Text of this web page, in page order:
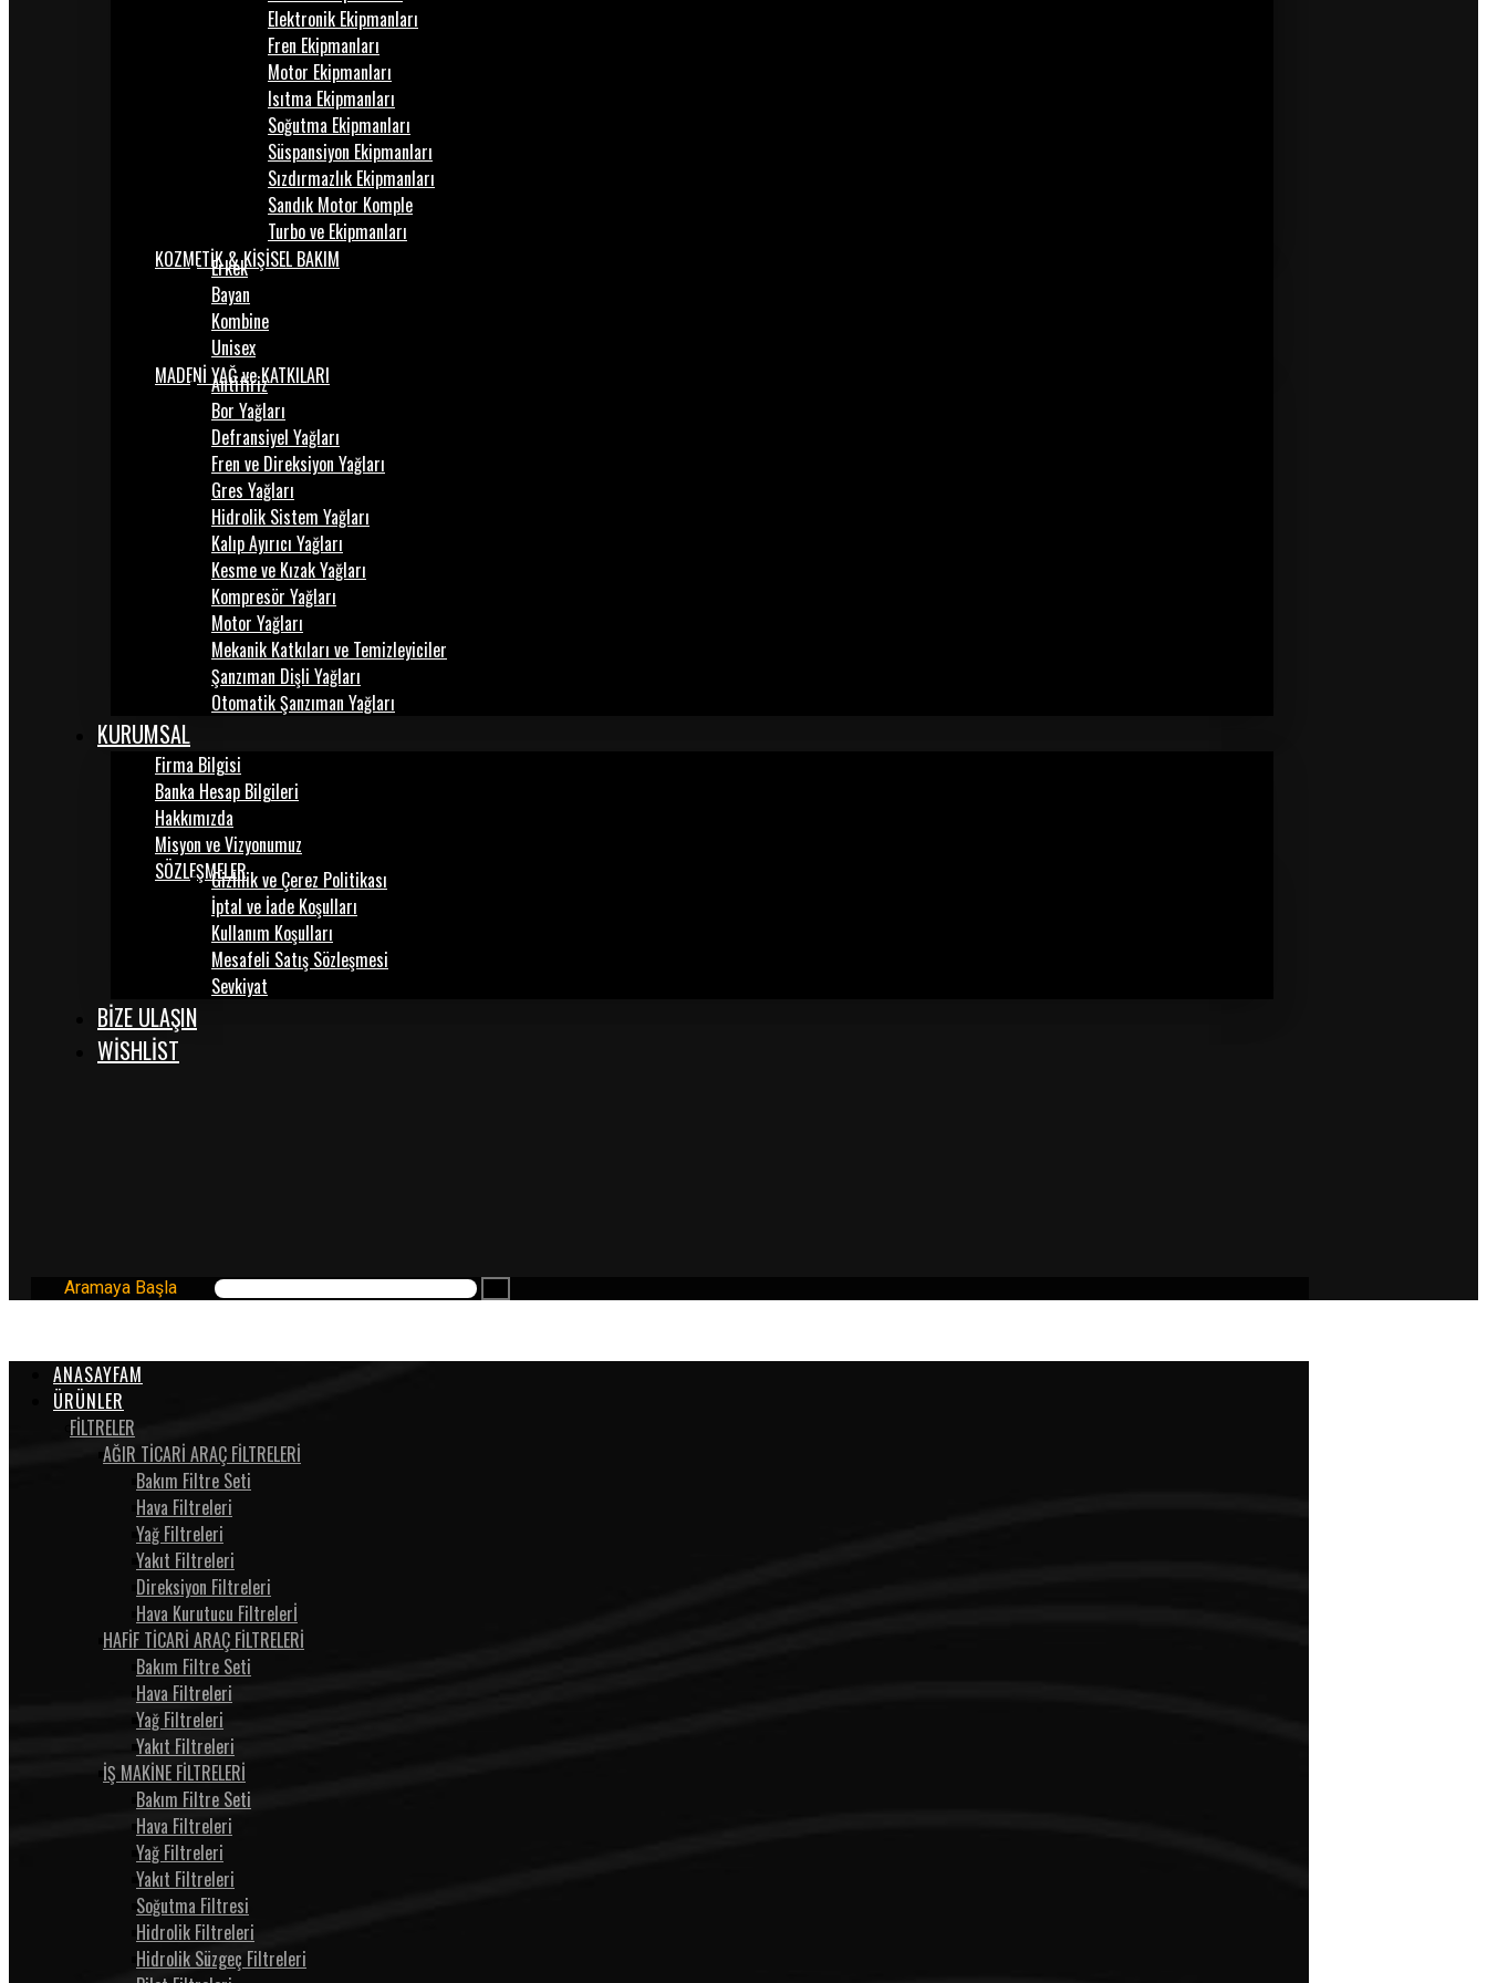
Elektronik Ekipmanları
Fren Ekipmanları
Motor Ekipmanları
Isıtma Ekipmanları
Soğutma Ekipmanları
Süspansiyon Ekipmanları
Sızdırmazlık Ekipmanları
Sandık Motor Komple
Turbo ve Ekipmanları
KOZMETİK & KİŞİSEL BAKIM
Erkek
Bayan
Kombine
Unisex
MADENİ YAĞ ve KATKILARI
Antifiriz
Bor Yağları
Defransiyel Yağları
Fren ve Direksiyon Yağları
Gres Yağları
Hidrolik Sistem Yağları
Kalıp Ayırıcı Yağları
Kesme ve Kızak Yağları
Kompresör Yağları
Motor Yağları
Mekanik Katkıları ve Temizleyiciler
Şanzıman Dişli Yağları
Otomatik Şanzıman Yağları
KURUMSAL
Firma Bilgisi
Banka Hesap Bilgileri
Hakkımızda
Misyon ve Vizyonumuz
SÖZLEŞMELERGizlilik ve Çerez Politikası
İptal ve İade Koşulları
Kullanım Koşulları
Mesafeli Satış Sözleşmesi
Sevkiyat
BİZE ULAŞIN
WISHLIST
Aramaya Başla
ANASAYFAM
ÜRÜNLER
FİLTRELER
AĞIR TİCARİ ARAÇ FİLTRELERİ
Bakım Filtre Seti
Hava Filtreleri
Yağ Filtreleri
Yakıt Filtreleri
Direksiyon Filtreleri
Hava Kurutucu Filtrelerİ
HAFİF TİCARİ ARAÇ FİLTRELERİ
Bakım Filtre Seti
Hava Filtreleri
Yağ Filtreleri
Yakıt Filtreleri
İŞ MAKİNE FİLTRELERİ
Bakım Filtre Seti
Hava Filtreleri
Yağ Filtreleri
Yakıt Filtreleri
Soğutma Filtresi
Hidrolik Filtreleri
Hidrolik Süzgeç Filtreleri